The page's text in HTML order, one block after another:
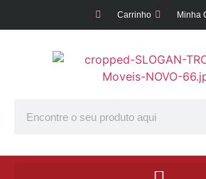
Carrinho Minha